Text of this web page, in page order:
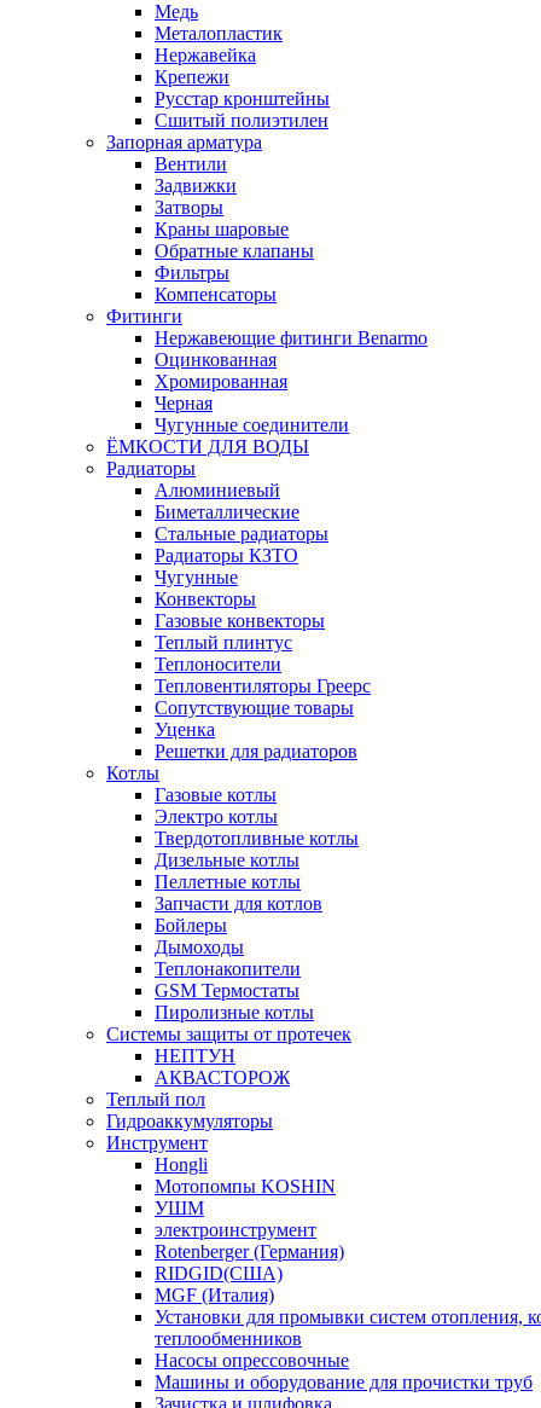
Медь
Металопластик
Нержавейка
Крепежи
Русстар кронштейны
Сшитый полиэтилен
Запорная арматура
Вентили
Задвижки
Затворы
Краны шаровые
Обратные клапаны
Фильтры
Компенсаторы
Фитинги
Нержавеющие фитинги Benarmo
Оцинкованная
Хромированная
Черная
Чугунные соединители
ЁМКОСТИ ДЛЯ ВОДЫ
Радиаторы
Алюминиевый
Биметаллические
Стальные радиаторы
Радиаторы КЗТО
Чугунные
Конвекторы
Газовые конвекторы
Теплый плинтус
Теплоносители
Тепловентиляторы Греерс
Сопутствующие товары
Уценка
Решетки для радиаторов
Котлы
Газовые котлы
Электро котлы
Твердотопливные котлы
Дизельные котлы
Пеллетные котлы
Запчасти для котлов
Бойлеры
Дымоходы
Теплонакопители
GSM Термостаты
Пиролизные котлы
Системы защиты от протечек
НЕПТУН
АКВАСТОРОЖ
Теплый пол
Гидроаккумуляторы
Инструмент
Hongli
Мотопомпы KOSHIN
УШМ
электроинструмент
Rotenberger (Германия)
RIDGID(США)
MGF (Италия)
Установки для промывки систем отопления,
теплообменников
Насосы опрессовочные
Машины и оборудование для прочистки труб
Зачистка и шлифовка